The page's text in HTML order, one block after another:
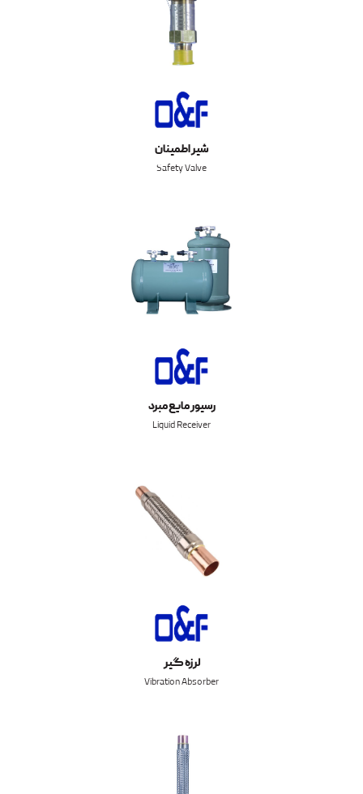
شیر اطمینان
Safety Valve
رسیور مایع مبرد
Liquid Receiver
لرزه گیر
Vibration Absorber